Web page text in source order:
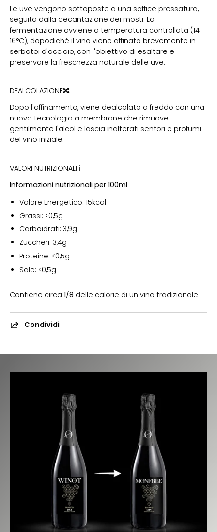
Le uve vengono sottoposte a una soffice pressatura,
seguita dalla decantazione dei mosti. La
fermentazione avviene a temperatura controllata (14-
16°C), dopodiché il vino viene affinato brevemente in
serbatoi d'acciaio, con l'obiettivo di esaltare e
preservare la freschezza naturale delle uve.
DEALCOLAZIONE🔀
Dopo l'affinamento, viene dealcolato a freddo con una
nuova tecnologia a membrane che rimuove
gentilmente l'alcol e lascia inalterati sentori e profumi
del vino iniziale.
VALORI NUTRIZIONALI ℹ
Informazioni nutrizionali per 100ml
Valore Energetico: 15kcal
Grassi: <0,5g
Carboidrati: 3,9g
Zuccheri: 3,4g
Proteine: <0,5g
Sale: <0,5g
Contiene circa 1/8 delle calorie di un vino tradizionale
Condividi